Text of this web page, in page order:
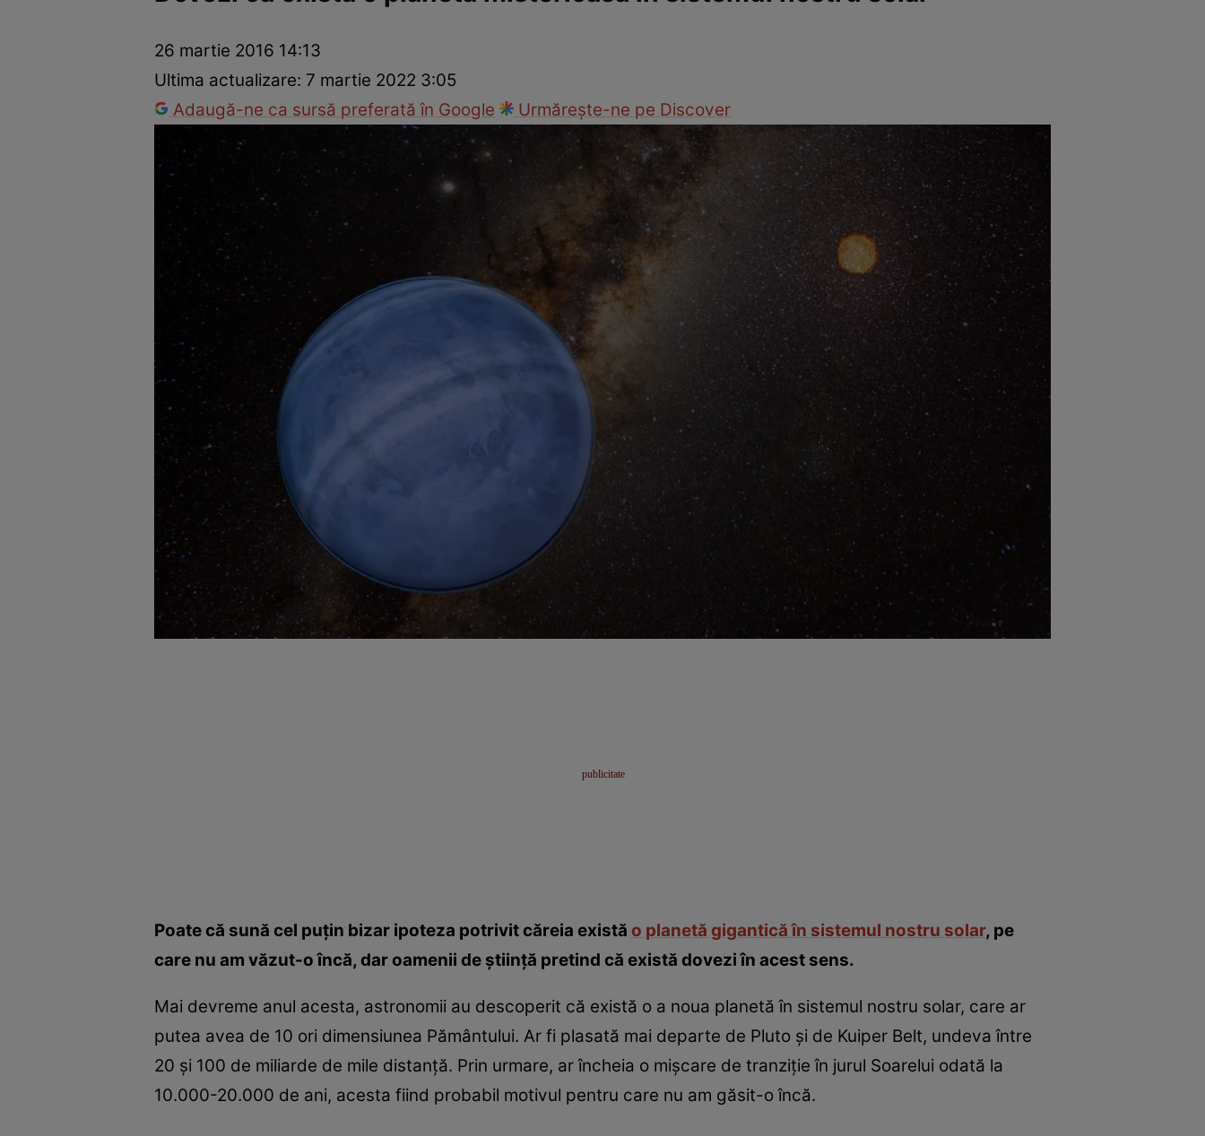
InternaționalFapt divers
26 martie 2016 14:13
Ultima actualizare: 7 martie 2022 3:05
Adaugă-ne ca sursă preferată în Google
Urmărește-ne pe Discover
Poate că sună cel puțin bizar ipoteza potrivit căreia există o planetă gigantică în sistemul nostru solar, pe
care nu am văzut-o încă, dar oamenii de știință pretind că există dovezi în acest sens.
Mai devreme anul acesta, astronomii au descoperit că există o a noua planetă în sistemul nostru solar, care ar
putea avea de 10 ori dimensiunea Pământului. Ar fi plasată mai departe de Pluto și de Kuiper Belt, undeva între
20 și 100 de miliarde de mile distanță. Prin urmare, ar încheia o mișcare de tranziție în jurul Soarelui odată la
10.000-20.000 de ani, acesta fiind probabil motivul pentru care nu am găsit-o încă.